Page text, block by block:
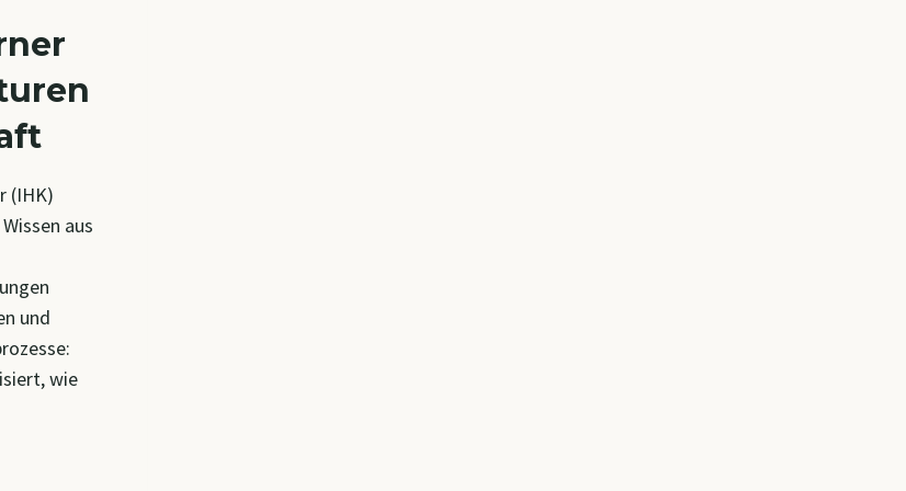
(IHK)
aus
und
wie